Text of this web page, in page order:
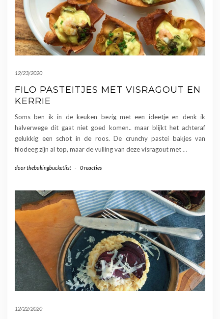
12/23/2020
FILO PASTEITJES MET VISRAGOUT EN
KERRIE
Soms ben ik in de keuken bezig met een ideetje en denk ik
halverwege dit gaat niet goed komen.. maar blijkt het achteraf
gelukkig een schot in de roos. De crunchy pastei bakjes van
filodeeg zijn al top, maar de vulling van deze visragout met…
doorthebakingbucketlist - 0 reacties
12/22/2020